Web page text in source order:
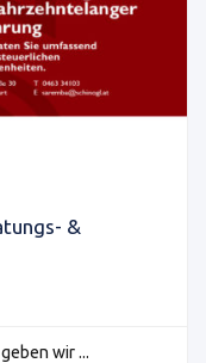
&
wir ...